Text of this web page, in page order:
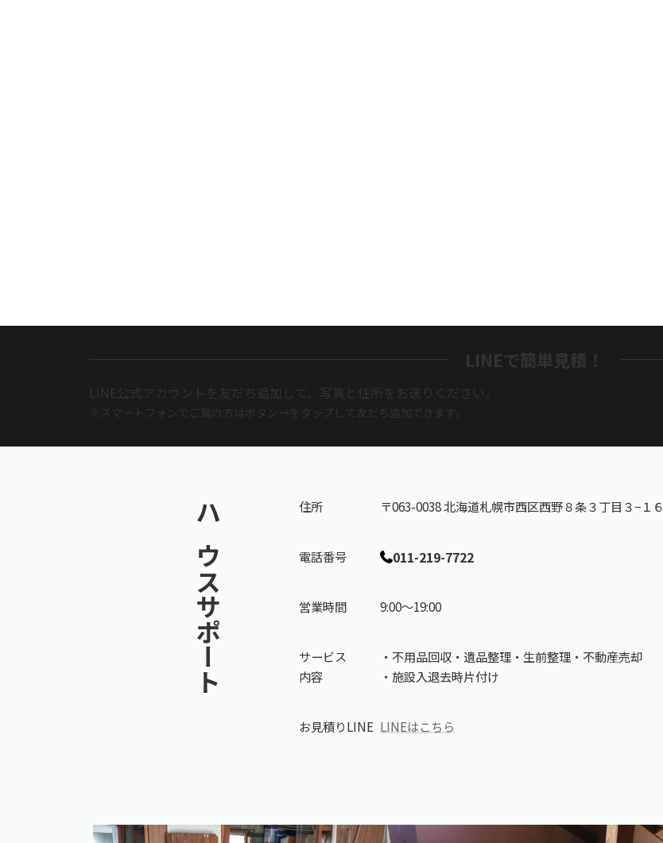
LINEで簡単見積！
LINE公式アカウントを友だち追加して、 写真と住所をお送りください。
※スマートフォンでご覧の方はボタン→を タップして友だち追加できます。
ハウスサポート
住所 〒063-0038 北海道札幌市西区西野８条３丁目３−１６
電話番号 011-219-7722
営業時間 9:00～19:00
サービス
内容
・不用品回収・遺品整理・生前整理・不動産売却
・施設入退去時片付け
お見積りLINE LINEはこちら